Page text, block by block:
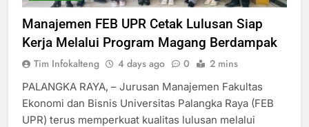
Manajemen FEB UPR Cetak Lulusan Siap
Kerja Melalui Program Magang Berdampak
Tim Infokalteng 4 days ago 0 2 mins
PALANGKA RAYA, – Jurusan Manajemen Fakultas
Ekonomi dan Bisnis Universitas Palangka Raya (FEB
UPR) terus memperkuat kualitas lulusan melalui